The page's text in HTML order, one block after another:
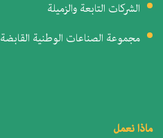
الشركات التابعة والزميلة
مجموعة الصناعات الوطنية القابضة
ماذا نعمل